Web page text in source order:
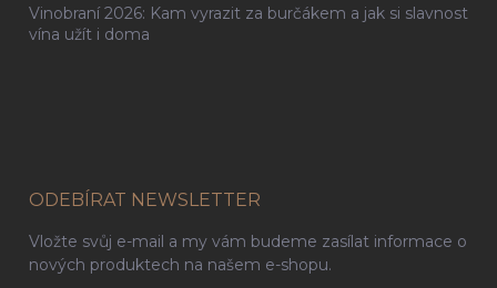
Vinobraní 2026: Kam vyrazit za burčákem a jak si slavnost
vína užít i doma
ODEBÍRAT NEWSLETTER
Vložte svůj e-mail a my vám budeme zasílat informace o
nových produktech na našem e-shopu.